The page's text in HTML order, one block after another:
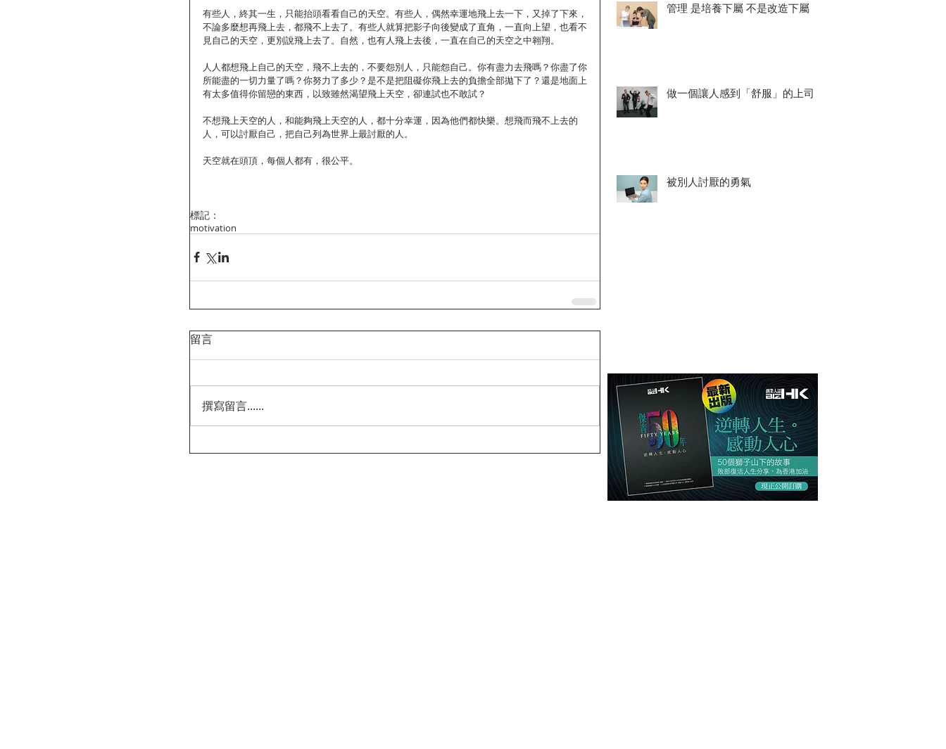
有些人，終其一生，只能抬頭看看自己的天空。有些人，偶然幸運地飛上去一下，又掉了下來，
不論多麼想再飛上去，都飛不上去了。有些人就算把影子向後變成了直角，一直向上望，也看不
見自己的天空，更別說飛上去了。自然，也有人飛上去後，一直在自己的天空之中翱翔。
人人都想飛上自己的天空，飛不上去的，不要怨別人，只能怨自己。你有盡力去飛嗎？你盡了你
所能盡的一切力量了嗎？你努力了多少？是不是把阻礙你飛上去的負擔全部拋下了？還是地面上
有太多值得你留戀的東西，以致雖然渴望飛上天空，卻連試也不敢試？
不想飛上天空的人，和能夠飛上天空的人，都十分幸運，因為他們都快樂。想飛而飛不上去的
人，可以討厭自己，把自己列為世界上最討厭的人。
天空就在頭頂，每個人都有，很公平。
標記：
motivation
留言
撰寫留言......
管理 是培養下屬 不是改造下屬
做一個讓人感到「舒服」的上司
被別人討厭的勇氣